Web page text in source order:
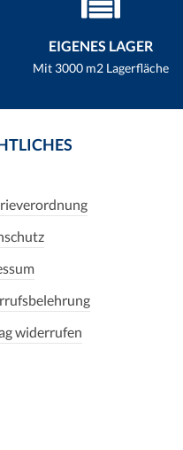
EIGENES LAGER
Mit 3000 m2 Lagerfläche
widerrufen